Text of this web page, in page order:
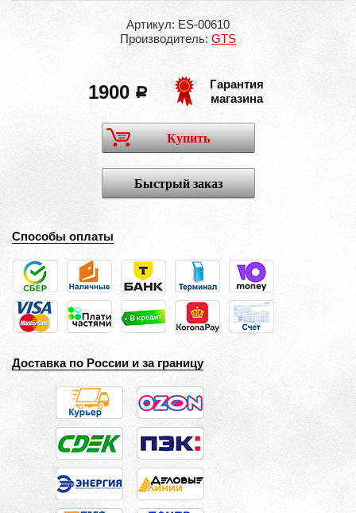
Артикул: ES-00610
Производитель: GTS
1900 a
Гарантия
магазина
Купить
Быстрый заказ
Способы оплаты
Доставка по России и за границу